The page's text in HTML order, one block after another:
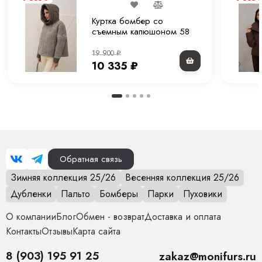
Куртка бомбер со
съемным капюшоном 58
19 900₽
10 335 ₽
Обратная связь
Зимняя коллекция 25/26
Весенняя коллекция 25/26
Дубленки
Пальто Бомберы Парки
Пуховики
О компанииБлогОбмен - возвратДоставка и оплата
КонтактыОтзывыКарта сайта
8 (903) 195 91 25 zakaz@monifurs.ru